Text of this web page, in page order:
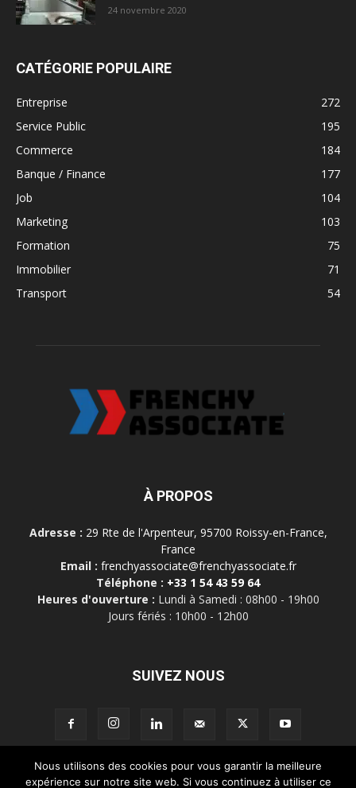
24 novembre 2020
CATÉGORIE POPULAIRE
Entreprise
272
Service Public
195
Commerce
184
Banque / Finance
177
Job
104
Marketing
103
Formation
75
Immobilier
71
Transport
54
À PROPOS
Adresse : 29 Rte de l'Arpenteur, 95700 Roissy-en-France,
France
Email : frenchyassociate@frenchyassociate.fr
Téléphone : +33 1 54 43 59 64
Heures d'ouverture : Lundi à Samedi : 08h00 - 19h00
Jours fériés : 10h00 - 12h00
SUIVEZ NOUS
Mentions légales À propos de nous Contact Connexion
Nous utilisons des cookies pour vous garantir la meilleure
expérience sur notre site web. Si vous continuez à utiliser ce